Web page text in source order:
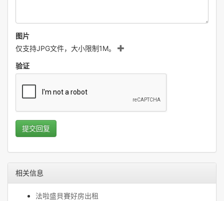
图片
仅支持JPG文件，大小限制1M。
验证
提交回复
相关信息
法啦盛貝賽好房出租